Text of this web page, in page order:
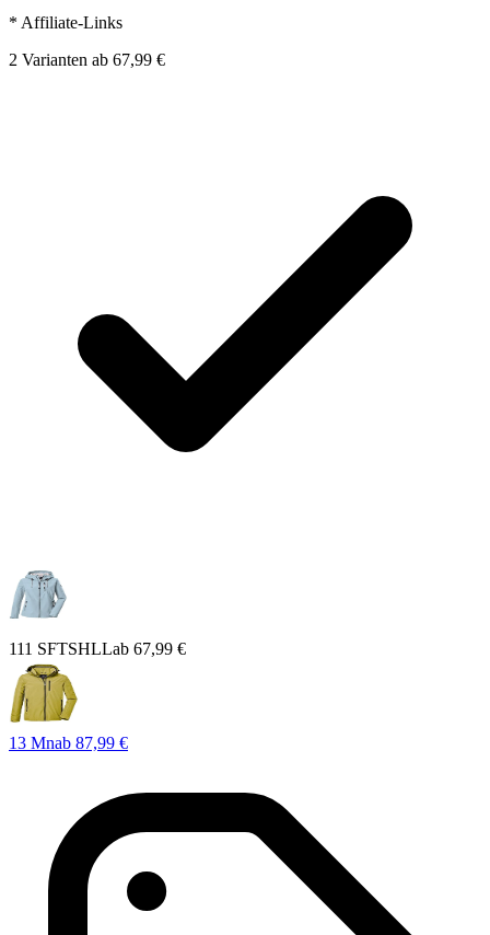
* Affiliate-Links
2 Varianten ab 67,99 €
111 SFTSHLLab 67,99 €
13 Mnab 87,99 €